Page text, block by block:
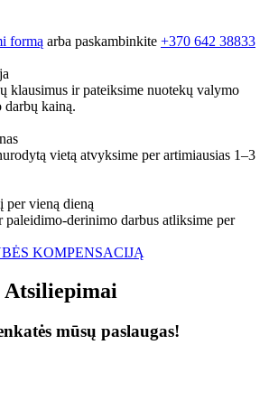
formą arba paskambinkite +370 642 38833
klausimus ir pateiksime nuotekų valymo
kainą.
vietą atvyksime per artimiausias 1–3
per vieną dieną
derinimo darbus atliksime per
KOMPENSACIJĄ
Atsiliepimai
mūsų paslaugas!